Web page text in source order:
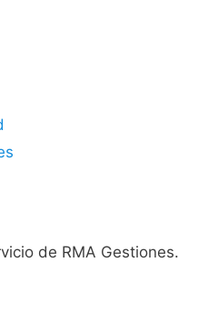
de RMA Gestiones.